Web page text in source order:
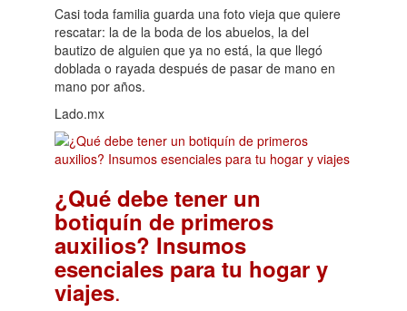
Casi toda familia guarda una foto vieja que quiere
rescatar: la de la boda de los abuelos, la del
bautizo de alguien que ya no está, la que llegó
doblada o rayada después de pasar de mano en
mano por años.
Lado.mx
¿Qué debe tener un
botiquín de primeros
auxilios? Insumos
esenciales para tu hogar y
viajes.